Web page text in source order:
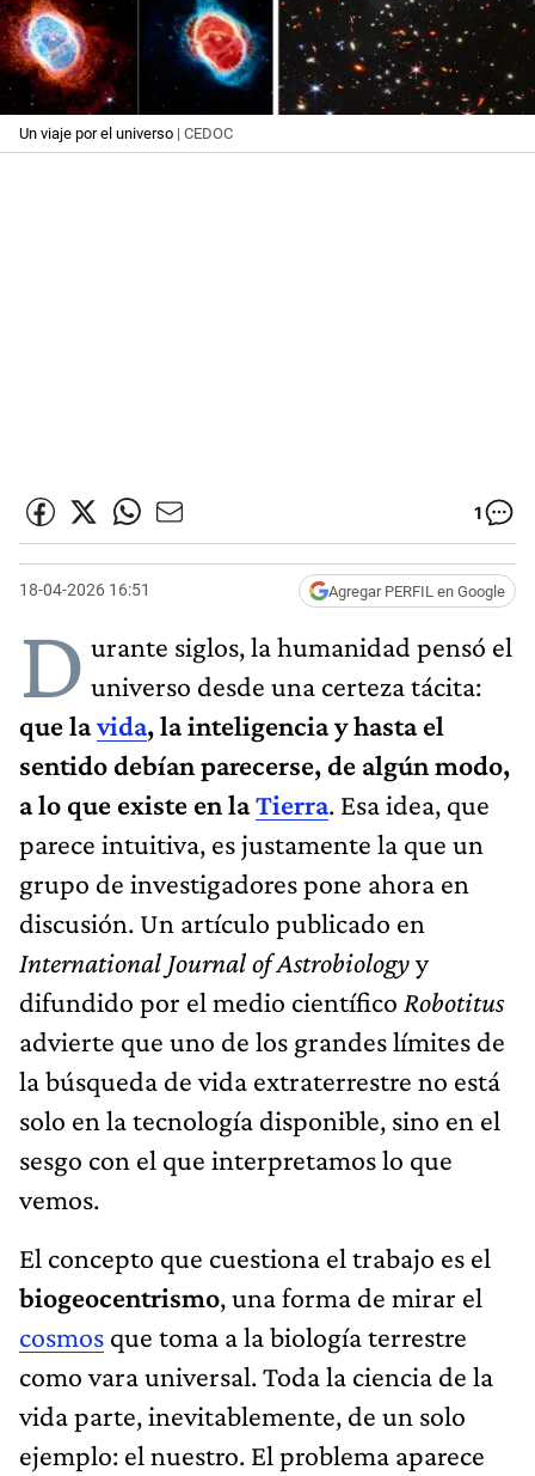
Un viaje por el universo | CEDOC
1
18-04-2026 16:51 Agregar PERFIL en Google
D urante siglos, la humanidad pensó el
universo desde una certeza tácita:
que lavida, la inteligencia y hasta el
sentido debían parecerse, de algún modo,
a lo que existe en laTierra. Esa idea, que
parece intuitiva, es justamente la que un
grupo de investigadores pone ahora en
discusión. Un artículo publicado en
International Journal of Astrobiologyy
difundido por el medio científico Robotitus
advierte que uno de los grandes límites de
la búsqueda de vida extraterrestre no está
solo en la tecnología disponible, sino en el
sesgo con el que interpretamos lo que
vemos.
El concepto que cuestiona el trabajo es el
biogeocentrismo, una forma de mirar el
cosmos que toma a la biología terrestre
como vara universal. Toda la ciencia de la
vida parte, inevitablemente, de un solo
ejemplo: el nuestro. El problema aparece